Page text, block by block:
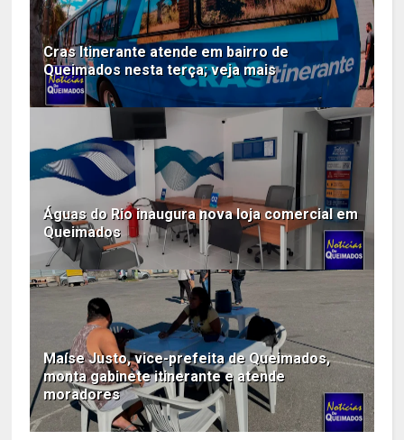
Cras Itinerante atende em bairro de
Queimados nesta terça; veja mais
Águas do Rio inaugura nova loja comercial em
Queimados
Maíse Justo, vice-prefeita de Queimados,
monta gabinete itinerante e atende
moradores